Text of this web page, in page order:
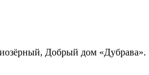
Добрый дом